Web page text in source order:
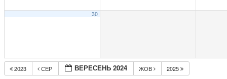
30
2023 СЕР ВЕРЕСЕНЬ 2024 ЖОВ 2025